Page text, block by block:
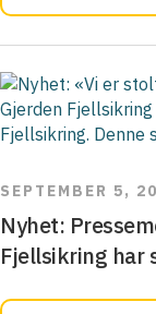
SEPTEMBER 5,
Nyhet:
Fjellsikring har